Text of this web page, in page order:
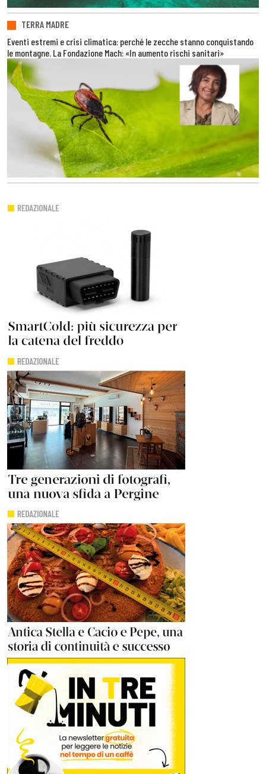
TERRA MADRE
Eventi estremi e crisi climatica: perché le zecche stanno conquistando
le montagne. La Fondazione Mach: «In aumento rischi sanitari»